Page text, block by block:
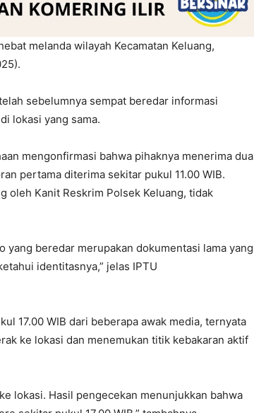
melanda wilayah Kecamatan Keluang,
sebelumnya sempat beredar informasi
lokasi yang sama.
mengonfirmasi bahwa pihaknya menerima dua
pertama diterima sekitar pukul 11.00 WIB.
oleh Kanit Reskrim Polsek Keluang, tidak
beredar merupakan dokumentasi lama yang
identitasnya,” jelas IPTU
17.00 WIB dari beberapa awak media, ternyata
ke lokasi dan menemukan titik kebakaran aktif
lokasi. Hasil pengecekan menunjukkan bahwa